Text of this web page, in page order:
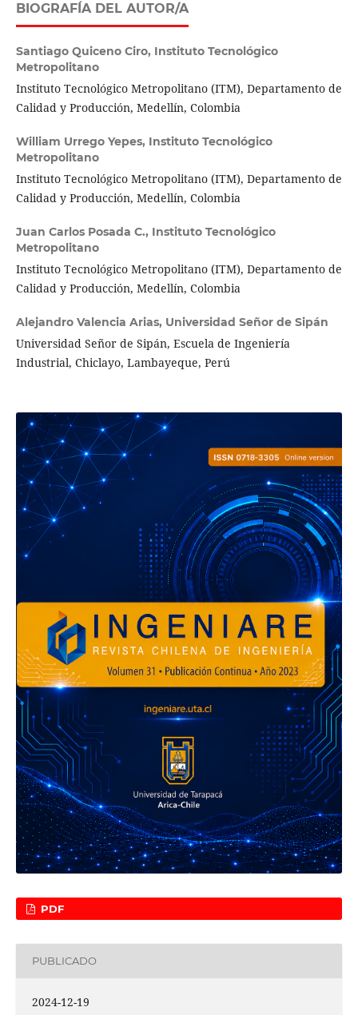
BIOGRAFÍA DEL AUTOR/A
Santiago Quiceno Ciro, Instituto Tecnológico
Metropolitano
Instituto Tecnológico Metropolitano (ITM), Departamento de
Calidad y Producción, Medellín, Colombia
William Urrego Yepes, Instituto Tecnológico
Metropolitano
Instituto Tecnológico Metropolitano (ITM), Departamento de
Calidad y Producción, Medellín, Colombia
Juan Carlos Posada C., Instituto Tecnológico
Metropolitano
Instituto Tecnológico Metropolitano (ITM), Departamento de
Calidad y Producción, Medellín, Colombia
Alejandro Valencia Arias, Universidad Señor de Sipán
Universidad Señor de Sipán, Escuela de Ingeniería
Industrial, Chiclayo, Lambayeque, Perú
PDF
PUBLICADO
2024-12-19